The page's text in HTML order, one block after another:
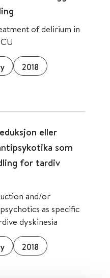
of delirium in
2018
eller
som
for tardiv
and/or
as specific
dyskinesia
2018